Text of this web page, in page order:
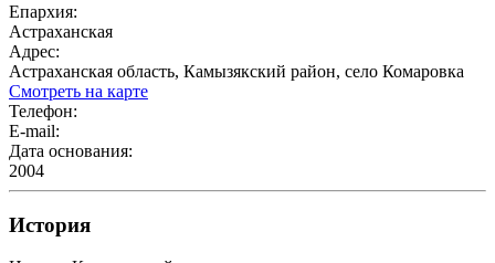
Епархия:
Астраханская
Адрес:
Астраханская область, Камызякский район, село Комаровка
Смотреть на карте
Телефон:
E-mail:
Дата основания:
2004
История